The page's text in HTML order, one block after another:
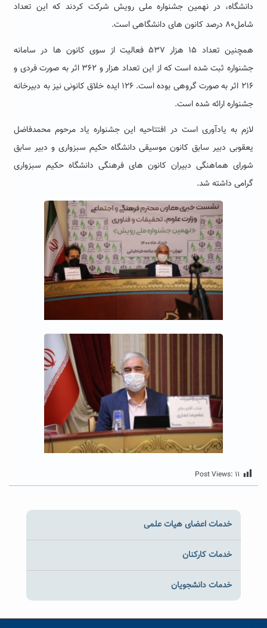
دانشگاه، در نهمین جشنواره ملی رویش شرکت کردند که این تعداد
شامل۸۰ درصد کانون های دانشگاهی است.
همچنین تعداد ۱۵ هزار ۵۳۷ فعالیت از سوی کانون ها در سامانه
جشنواره ثبت شده است که از این تعداد هزار و ۳۶۲ اثر به صورت فردی و
۲۱۶ اثر به صورت گروهی بوده است. ۱۲۶ ایده خلاق کانونی نیز به دبیرخانه
جشنواره ارائه شده است.
لازم به یادآوری است در افتتاحیه این جشنواره یاد مرحوم محمدفاضل
یعقوبی دبیر سابق کانون موسیقی دانشگاه حکیم سبزواری و دبیر سابق
شورای هماهنگی دبیران کانون های فرهنگی دانشگاه حکیم سبزواری
گرامی داشته شد.
Post Views: ۱۱
خدمات اعضای هیات علمی
خدمات کارکنان
خدمات دانشجویان